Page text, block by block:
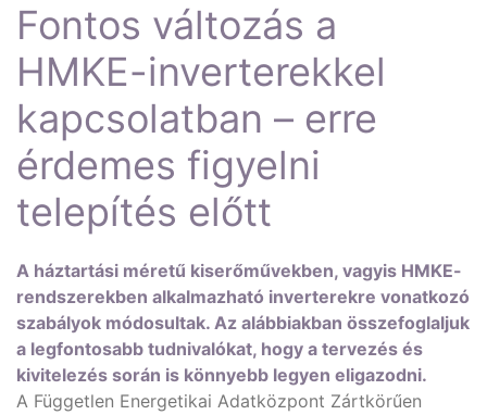
Fontos változás a
HMKE-inverterekkel
kapcsolatban – erre
érdemes figyelni
telepítés előtt
A háztartási méretű kiserőművekben, vagyis HMKE-
rendszerekben alkalmazható inverterekre vonatkozó
szabályok módosultak. Az alábbiakban összefoglaljuk
a legfontosabb tudnivalókat, hogy a tervezés és
kivitelezés során is könnyebb legyen eligazodni.
A Független Energetikai Adatközpont Zártkörűen